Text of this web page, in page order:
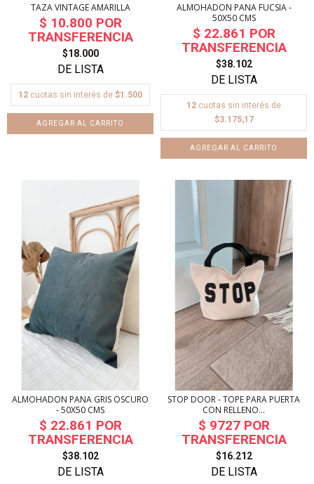
TAZA VINTAGE AMARILLA
$18.000
12 cuotas sin interés de $1.500
ALMOHADON PANA FUCSIA -
50X50 CMS
$38.102
12 cuotas sin interés de
$3.175,17
ALMOHADON PANA GRIS OSCURO
- 50X50 CMS
$38.102
STOP DOOR - TOPE PARA PUERTA
CON RELLENO...
$16.212